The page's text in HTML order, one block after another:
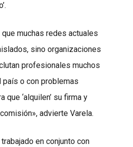
muchas redes actuales
sino organizaciones
profesionales muchos
o con problemas
que ‘alquilen’ su firma y
advierte Varela.
en conjunto con